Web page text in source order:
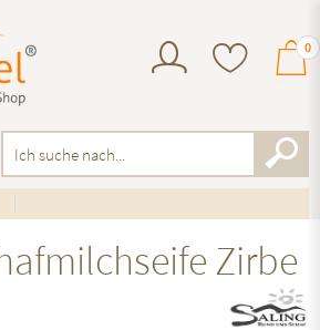
0
Zirbe